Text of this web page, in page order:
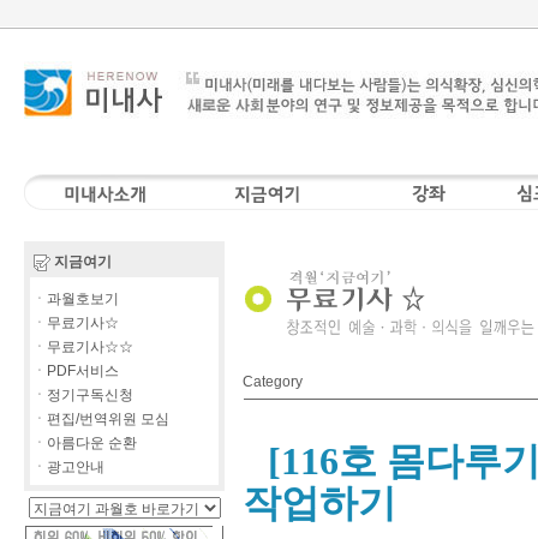
지금여기
ㆍ과월호보기
ㆍ무료기사☆
ㆍ무료기사☆☆
ㆍPDF서비스
ㆍ정기구독신청
ㆍ편집/번역위원 모심
ㆍ아름다운 순환
ㆍ광고안내
Category
[116호 몸다루
작업하기